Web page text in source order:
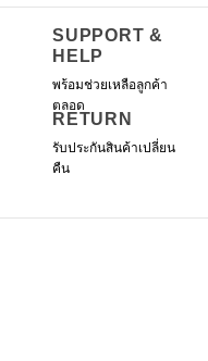
SUPPORT &
HELP
พร้อมช่วยเหลือลูกค้า
ตลอด
RETURN
รับประกันสินค้าเปลี่ยน
คืน